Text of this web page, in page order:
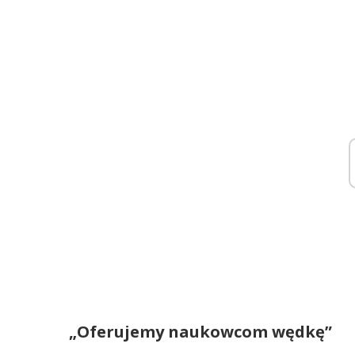
„Oferujemy naukowcom wędkę”